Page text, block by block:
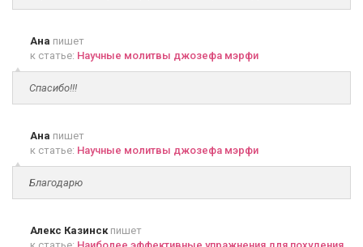
Ана пишет
к статье: Научные молитвы джозефа мэрфи
Спасибо!!!
Ана пишет
к статье: Научные молитвы джозефа мэрфи
Благодарю
Алекс Казинскпишет